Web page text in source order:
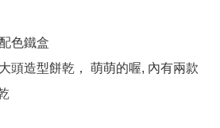
色鐵盒
頭造型餅乾， 萌萌的喔, 內有兩款